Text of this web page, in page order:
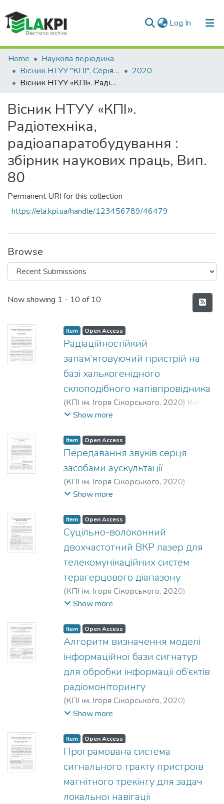
Log In (current)
Communities & Collections
All of DSpace
Home
Наукова періодика
Вісник НТУУ "КПІ". Серія Радіотехніка, Радіоапаратобудування
2020
Вісник НТУУ «КПІ». Радіотехніка, радіоапаратобудування : збірник наукових праць, Вип. 80
Вісник НТУУ «КПІ».
Радіотехніка,
радіоапаратобудування :
збірник наукових праць, Вип.
80
Permanent URI for this collection
https://ela.kpi.ua/handle/123456789/46479
Browse
Recent Submissions
Now showing 1 - 10 of 10
Item Open Access
Радiацiйностiйкий
запам’ятовуючий пристрiй на
базi халькогенiдного
склоподiбного напiвпровiдника
(КПІ ім. Ігоря Сікорського, 2020) Кичак,
В. М.;Слободян, I. В.
Show more
Item Open Access
Передавання звукiв серця
засобами аускультацiї
(КПІ ім. Ігоря Сікорського, 2020)
Сторчун, Є. В.
Show more
Item Open Access
Суцiльно-волоконний
двохчастотний ВКР лазер для
телекомунiкацiйних систем
терагерцового дiапазону
(КПІ ім. Ігоря Сікорського, 2020)
Дружинiн, В. А.
Show more
Item Open Access
Алгоритм визначення моделi
iнформацiйної бази сигнатур
для обробки iнформацiї об’єктiв
радiомонiторингу
(КПІ ім. Ігоря Сікорського, 2020)
Iльяшов, О. А.
Д. А.
Show more
Item Open Access
Програмована система
сигнального тракту пристроїв
магнiтного трекiнгу для задач
локальної навiгацiї